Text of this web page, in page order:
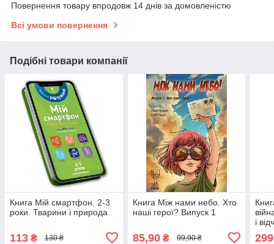
Повернення товару впродовж 14 днів за домовленістю
Всі умови повернення
Подібні товари компанії
Книга Мій смартфон. 2-3
роки. Тварини і природа
113 ₴ 130 ₴
Книга Між нами небо. Хто
наші герої? Випуск 1
85,90₴ 99,90 ₴
і
299